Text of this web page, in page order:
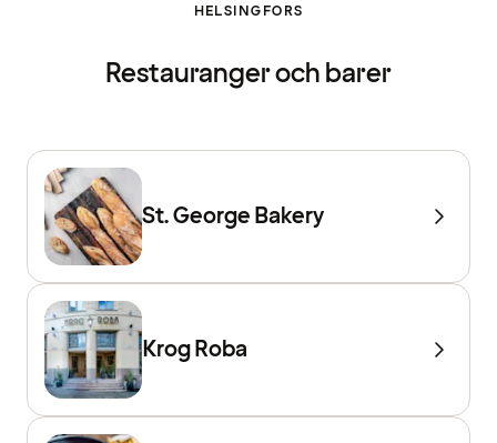
HELSINGFORS
Restauranger och barer
St. George Bakery
Krog Roba